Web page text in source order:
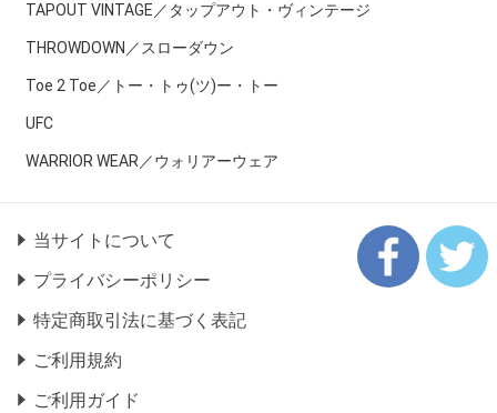
TAPOUT VINTAGE／タップアウト・ヴィンテージ
THROWDOWN／スローダウン
Toe 2 Toe／トー・トゥ(ツ)ー・トー
UFC
WARRIOR WEAR／ウォリアーウェア
当サイトについて
プライバシーポリシー
特定商取引法に基づく表記
ご利用規約
ご利用ガイド